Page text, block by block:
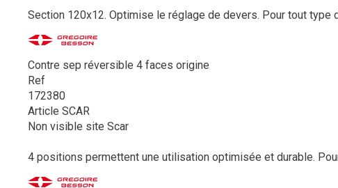
Section 120x12. Optimise le réglage de devers. Pour tout type
Contre sep réversible 4 faces origine
Ref
172380
Article SCAR
Non visible site Scar
4 positions permettent une utilisation optimisée et durable.